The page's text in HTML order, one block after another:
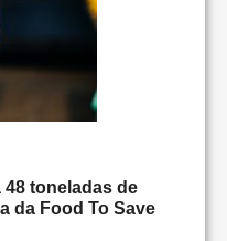
toneladas de
da Food To Save